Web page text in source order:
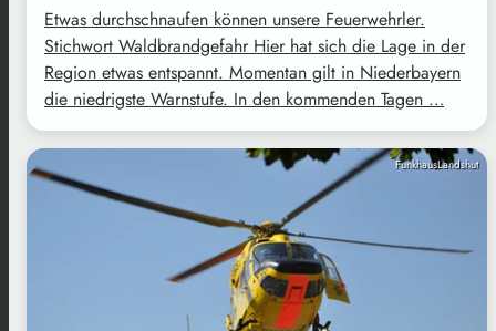
Etwas durchschnaufen können unsere Feuerwehrler.
Stichwort Waldbrandgefahr Hier hat sich die Lage in der
Region etwas entspannt. Momentan gilt in Niederbayern
die niedrigste Warnstufe. In den kommenden Tagen …
FunkhausLandshut